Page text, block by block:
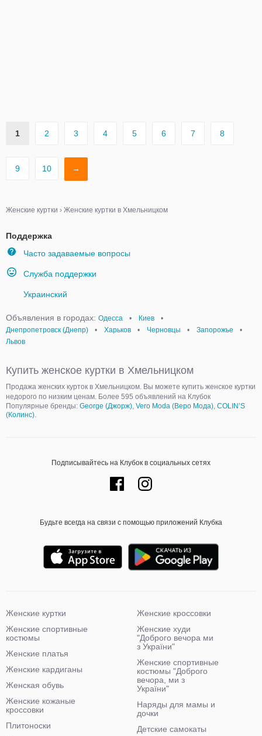
1 2 3 4 5 6 7 8
9 10 →
Женские куртки › Женские куртки в Хмельницком
Поддержка
Часто задаваемые вопросы
Служба поддержки
Украинский
Объявления в городах: Одесса • Киев
•
Днепропетровск (Днепр)
• Харьков • Черновцы • Запорожье
•
Львов
Купить женское куртки в Хмельницком
Продажа женских курток в Хмельницком. Вы можете купить женское куртки
недорого по низким ценам. Более 595 объявлений на Клубок
Популярные бренды: George (Джорж), Vero Moda (Веро Мода), COLIN’S
(Колинс).
Подписывайтесь на Клубок в социальных сетях
Будьте всегда на связи с помощью приложений Клубка
Женские куртки
Женские спортивные
костюмы
Женские платья
Женские кардиганы
Женская обувь
Женские кожаные
кроссовки
Плитоноски
Женские кроссовки
Женские худи
"Доброго вечора ми
з України"
Женские спортивные
костюмы "Доброго
вечора, ми з
України"
Наряды для мамы и
дочки
Детские самокаты